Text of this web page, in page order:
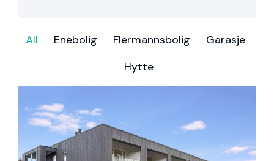
All Enebolig Flermannsbolig
Garasje
Hytte